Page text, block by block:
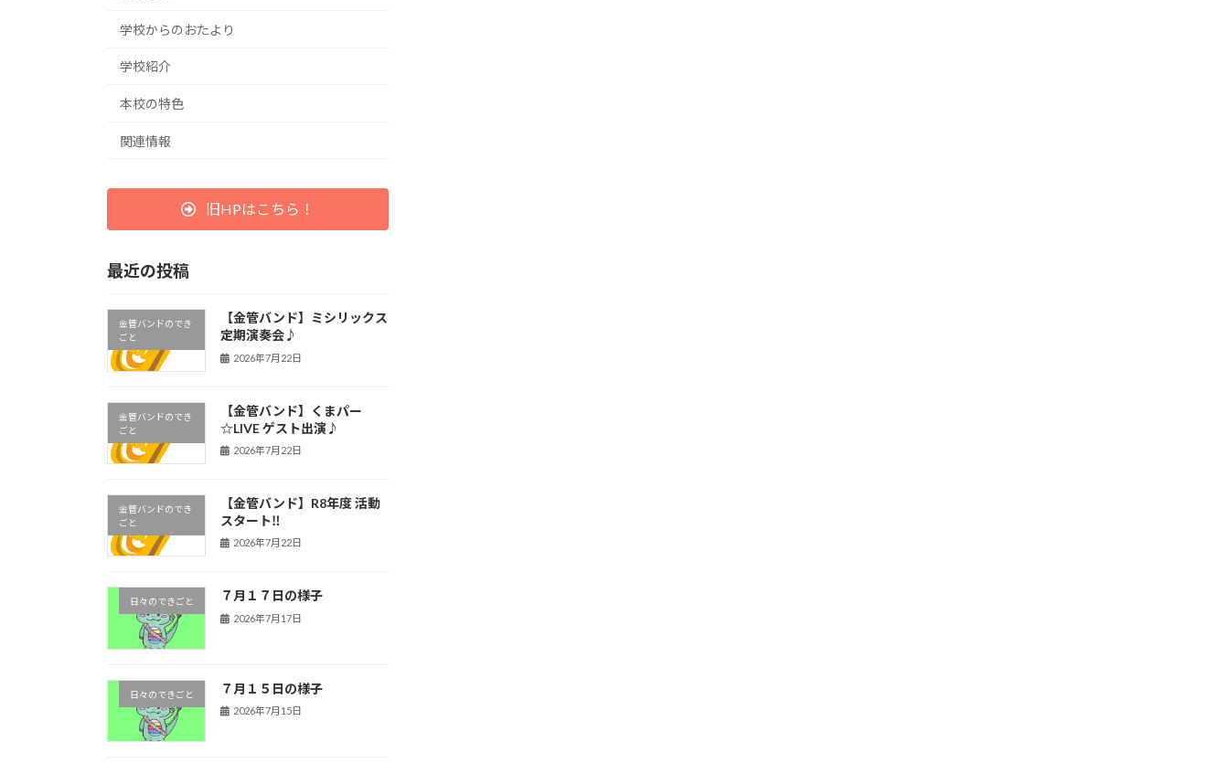
学校からのおたより
学校紹介
本校の特色
関連情報
旧HPはこちら！
最近の投稿
金管バンドのでき
ごと
【金管バンド】ミシリックス
定期演奏会♪
2026年7月22日
金管バンドのでき
ごと
【金管バンド】くまパー
☆LIVE ゲスト出演♪
2026年7月22日
金管バンドのでき
ごと
【金管バンド】R8年度 活動
スタート‼︎
2026年7月22日
日々のできごと ７月１７日の様子
2026年7月17日
日々のできごと ７月１５日の様子
2026年7月15日